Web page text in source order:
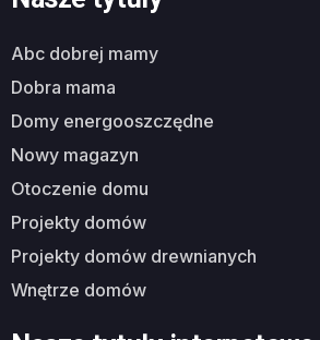
abc dobrej mamy
dobra mama
domy energooszczędne
nowy magazyn
otoczenie domu
projekty domów
projekty domów drewnianych
wnętrze domów